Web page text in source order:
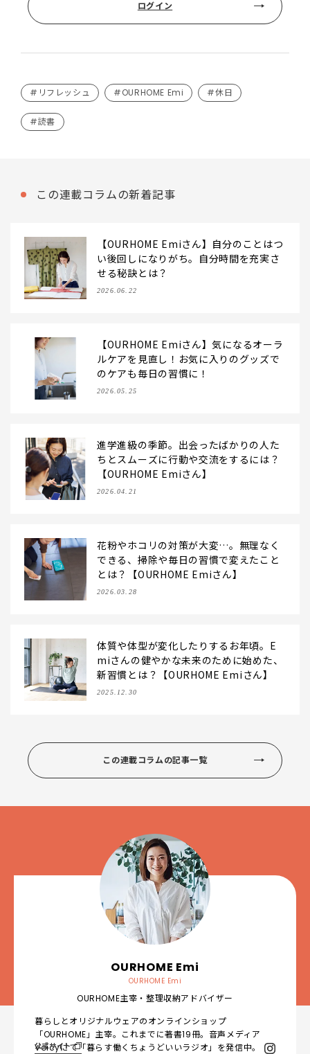
ログイン
#リフレッシュ #OURHOME Emi #休日
#読書
この連載コラムの新着記事
【OURHOME Emiさん】自分のことはつ
い後回しになりがち。自分時間を充実さ
せる秘訣とは？
2026.06.22
【OURHOME Emiさん】気になるオーラ
ルケアを見直し！お気に入りのグッズで
のケアも毎日の習慣に！
2026.05.25
進学進級の季節。出会ったばかりの人た
ちとスムーズに行動や交流をするには？
【OURHOME Emiさん】
2026.04.21
花粉やホコリの対策が大変…。無理なく
できる、掃除や毎日の習慣で変えたこと
とは？【OURHOME Emiさん】
2026.03.28
体質や体型が変化したりするお年頃。E
miさんの健やかな未来のために始めた、
新習慣とは？【OURHOME Emiさん】
2025.12.30
この連載コラムの記事一覧
OURHOME Emi
OURHOME Emi
OURHOME主宰・整理収納アドバイザー
暮らしとオリジナルウェアのオンラインショップ
「OURHOME」主宰。これまでに著書19冊。音声メディア
Voicyにて「暮らす働くちょうどいいラジオ」を発信中。
公式サイト